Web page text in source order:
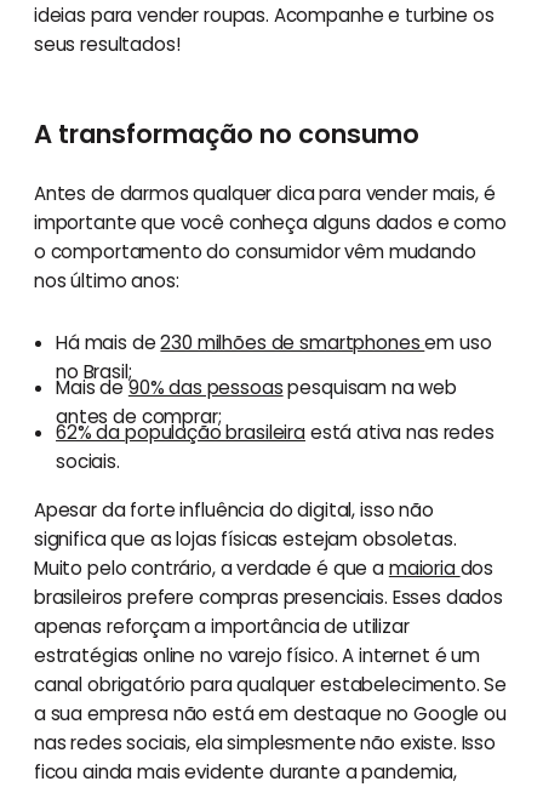
ideias para vender roupas. Acompanhe e turbine os
seus resultados!
A transformação no consumo
Antes de darmos qualquer dica para vender mais, é
importante que você conheça alguns dados e como
o comportamento do consumidor vêm mudando
nos último anos:
Há mais de230 milhões de smartphonesem uso
no Brasil;
Mais de 90% das pessoaspesquisam na web
antes de comprar;
62% da população brasileiraestá ativa nas redes
sociais.
Apesar da forte influência do digital, isso não
significa que as lojas físicas estejam obsoletas.
Muito pelo contrário, a verdade é que amaioriados
brasileiros prefere compras presenciais. Esses dados
apenas reforçam a importância de utilizar
estratégias online no varejo físico. A internet é um
canal obrigatório para qualquer estabelecimento. Se
a sua empresa não está em destaque no Google ou
nas redes sociais, ela simplesmente não existe. Isso
ficou ainda mais evidente durante a pandemia,